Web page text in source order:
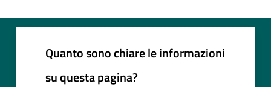
Quanto sono chiare le informazioni
su questa pagina?